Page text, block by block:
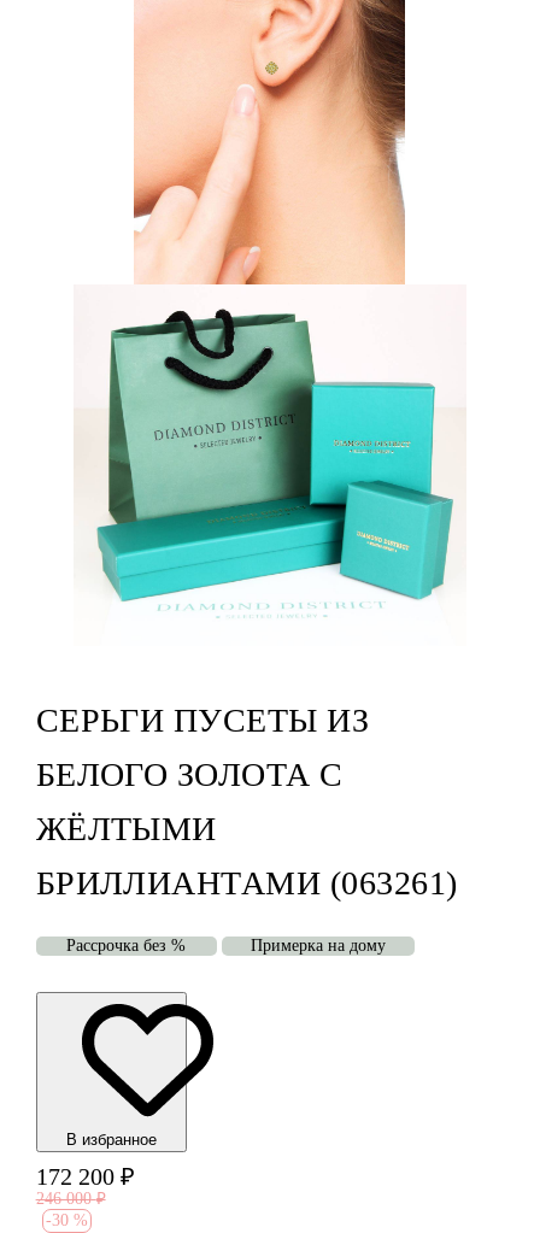
СЕРЬГИ ПУСЕТЫ ИЗ
БЕЛОГО ЗОЛОТА С
ЖЁЛТЫМИ
БРИЛЛИАНТАМИ (063261)
Рассрочка без % Примерка на дому
В избранноe
172 200 ₽
246 000 ₽
-30 %